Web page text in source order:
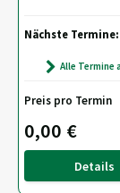
Nächste Termine:
Alle Termine
Preis pro Termin
0,00 €
Details